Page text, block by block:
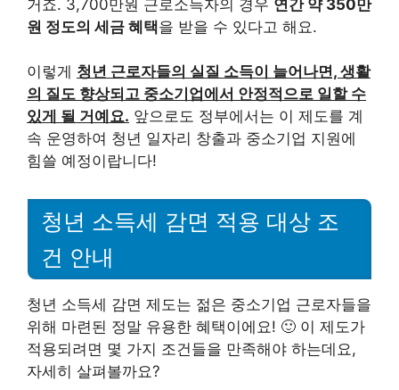
거죠. 3,700만원 근로소득자의 경우 연간 약 350만
원 정도의 세금 혜택을 받을 수 있다고 해요.
이렇게 청년 근로자들의 실질 소득이 늘어나면, 생활
의 질도 향상되고 중소기업에서 안정적으로 일할 수
있게 될 거예요. 앞으로도 정부에서는 이 제도를 계
속 운영하여 청년 일자리 창출과 중소기업 지원에
힘쓸 예정이랍니다!
청년 소득세 감면 적용 대상 조
건 안내
청년 소득세 감면 제도는 젊은 중소기업 근로자들을
위해 마련된 정말 유용한 혜택이에요! 🙂 이 제도가
적용되려면 몇 가지 조건들을 만족해야 하는데요,
자세히 살펴볼까요?